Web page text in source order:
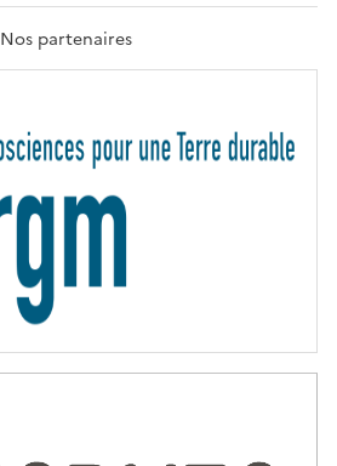
A
T
R
T
É
Nos partenaires